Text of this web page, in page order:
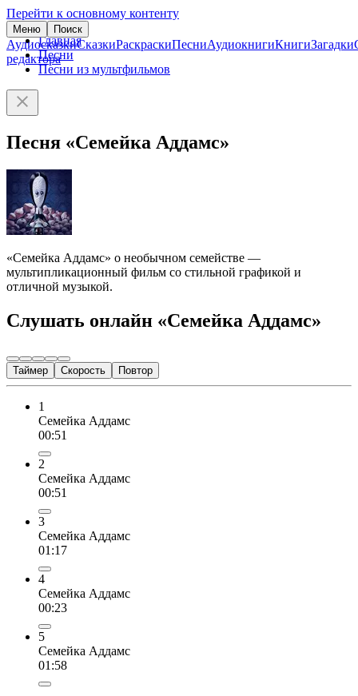
Перейти к основному контенту
Меню Поиск
АудиосказкиСказкиРаскраскиПесниАудиокнигиКнигиЗагадки
редактора
Главная
Песни
Песни из мультфильмов
Песня «Семейка Аддамс»
«Семейка Аддамс» о необычном семействе —
мультипликационный фильм со стильной графикой и
отличной музыкой.
Слушать онлайн «Семейка Аддамс»
Таймер Скорость Повтор
1
Семейка Аддамс
00:51
2
Семейка Аддамс
00:51
3
Семейка Аддамс
01:17
4
Семейка Аддамс
00:23
5
Семейка Аддамс
01:58